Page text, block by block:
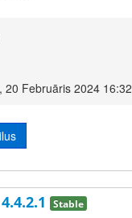
20 Februāris 2024 16:32
Stable